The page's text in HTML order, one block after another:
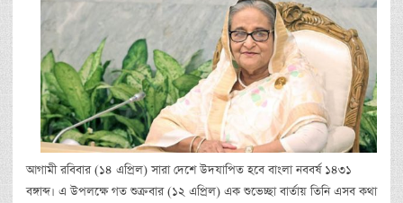
আগামী রবিবার (১৪ এপ্রিল) সারা দেশে উদযাপিত হবে বাংলা নববর্ষ ১৪৩১
বঙ্গাব্দ। এ উপলক্ষে গত শুক্রবার (১২ এপ্রিল) এক শুভেচ্ছা বার্তায় তিনি এসব কথা